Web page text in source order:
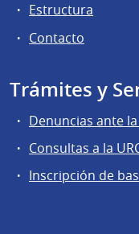
Estructura
Contacto
Trámites y
Denuncias ante la
Consultas a la
Inscripción de